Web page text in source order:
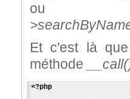
ou
Et c'est là
méthode
<?php